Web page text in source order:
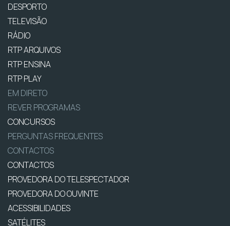
DESPORTO
TELEVISÃO
RÁDIO
RTP ARQUIVOS
RTP ENSINA
RTP PLAY
EM DIRETO
REVER PROGRAMAS
CONCURSOS
PERGUNTAS FREQUENTES
CONTACTOS
CONTACTOS
PROVEDORA DO TELESPECTADOR
PROVEDORA DO OUVINTE
ACESSIBILIDADES
SATÉLITES